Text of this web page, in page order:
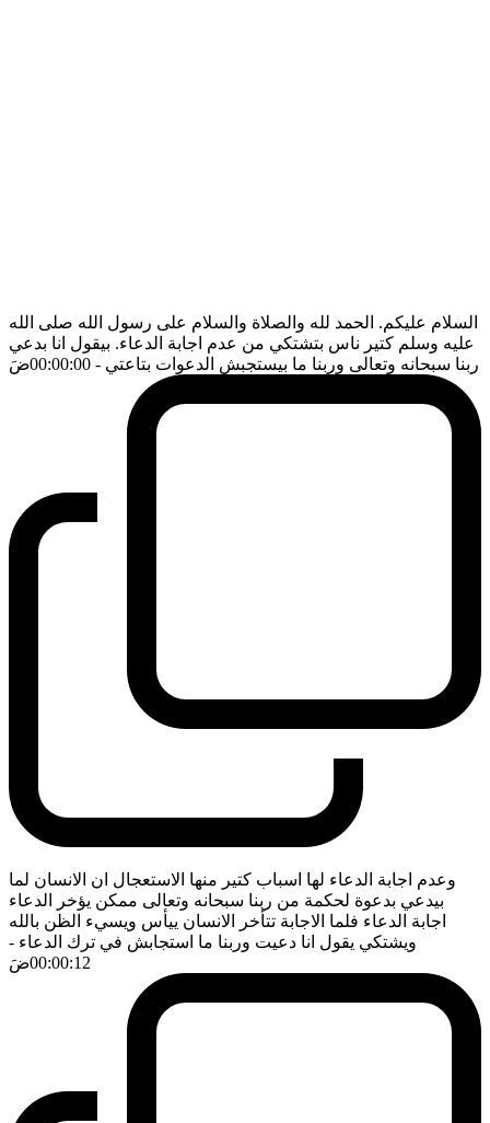
السلام عليكم. الحمد لله والصلاة والسلام على رسول الله صلى الله
عليه وسلم كتير ناس بتشتكي من عدم اجابة الدعاء. بيقول انا بدعي
ربنا سبحانه وتعالى وربنا ما بيستجبش الدعوات بتاعتي - 00:00:00 ضَ
وعدم اجابة الدعاء لها اسباب كتير منها الاستعجال ان الانسان لما
بيدعي بدعوة لحكمة من ربنا سبحانه وتعالى ممكن يؤخر الدعاء
اجابة الدعاء فلما الاجابة تتأخر الانسان ييأس ويسيء الظن بالله
ويشتكي يقول انا دعيت وربنا ما استجابش في ترك الدعاء -
00:00:12ضَ